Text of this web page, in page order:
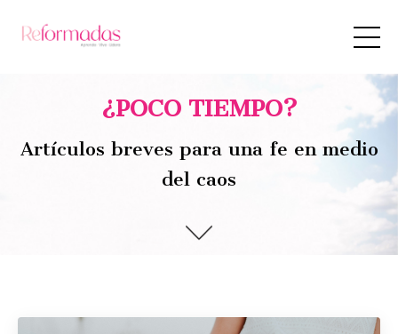
¿POCO TIEMPO?
Artículos breves para una fe en medio
del caos